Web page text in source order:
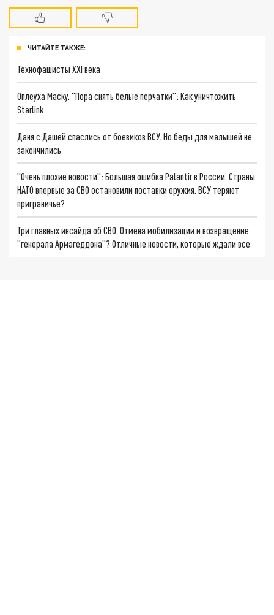
ЧИТАЙТЕ ТАКЖЕ:
Технофашисты XXI века
Оплеуха Маску. "Пора снять белые перчатки": Как уничтожить
Starlink
Даня с Дашей спаслись от боевиков ВСУ. Но беды для малышей не
закончились
"Очень плохие новости": Большая ошибка Palantir в России. Страны
НАТО впервые за СВО остановили поставки оружия. ВСУ теряют
приграничье?
Три главных инсайда об СВО. Отмена мобилизации и возвращение
"генерала Армагеддона"? Отличные новости, которые ждали все